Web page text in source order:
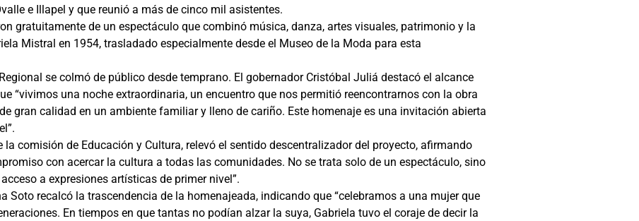
e Illapel y que reunió a más de cinco mil asistentes.
gratuitamente de un espectáculo que combinó música, danza, artes visuales, patrimonio y la
Mistral en 1954, trasladado especialmente desde el Museo de la Moda para esta
se colmó de público desde temprano. El gobernador Cristóbal Juliá destacó el alcance
“vivimos una noche extraordinaria, un encuentro que nos permitió reencontrarnos con la obra
gran calidad en un ambiente familiar y lleno de cariño. Este homenaje es una invitación abierta
comisión de Educación y Cultura, relevó el sentido descentralizador del proyecto, afirmando
con acercar la cultura a todas las comunidades. No se trata solo de un espectáculo, sino
a expresiones artísticas de primer nivel”.
Soto recalcó la trascendencia de la homenajeada, indicando que “celebramos a una mujer que
En tiempos en que tantas no podían alzar la suya, Gabriela tuvo el coraje de decir la